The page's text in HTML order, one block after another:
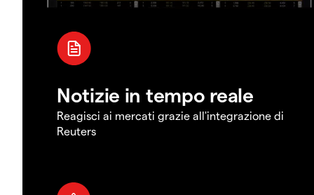
Notizie in tempo reale
Reagisci ai mercati grazie all'integrazione di
Reuters